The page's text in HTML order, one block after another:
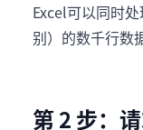
Excel可以同时
别）的数千行数
第 2 步：